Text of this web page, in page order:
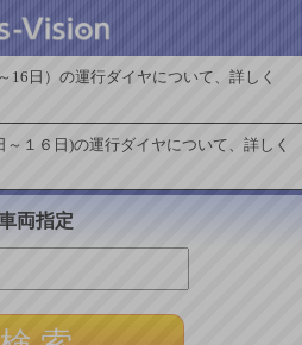
16日）の運行ダイヤについて、詳しく
１６日)の運行ダイヤについて、詳しく
両指定